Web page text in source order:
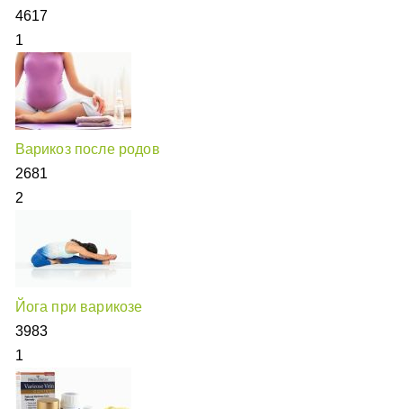
4617
1
Варикоз после родов
2681
2
Йога при варикозе
3983
1